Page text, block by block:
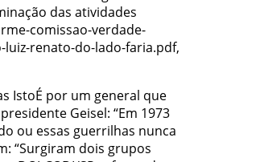
das atividades
comissao-verdade-
luiz-renato-do-lado-faria.pdf,
IstoÉ por um general que
Geisel: “Em 1973
ou essas guerrilhas nunca
“Surgiram dois grupos